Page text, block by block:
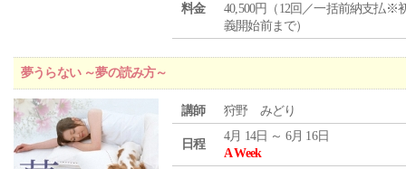
料金
40,500円（12回／一括前納支払※
義開始前まで）
夢うらない ～夢の読み方～
講師 狩野 みどり
日程
4月 14日 ～ 6月 16日
A Week